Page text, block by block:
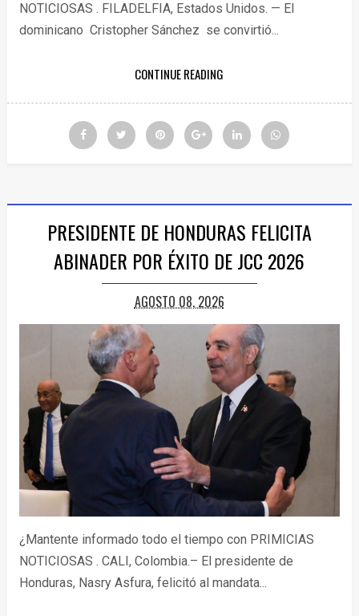
NOTICIOSAS . FILADELFIA, Estados Unidos. — El
dominicano Cristopher Sánchez se convirtió...
CONTINUE READING
PRESIDENTE DE HONDURAS FELICITA
ABINADER POR ÉXITO DE JCC 2026
AGOSTO 08, 2026
¿Mantente informado todo el tiempo con PRIMICIAS
NOTICIOSAS . CALI, Colombia.– El presidente de
Honduras, Nasry Asfura, felicitó al mandata...